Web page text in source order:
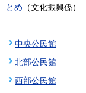
とめ （文化振興係）
中央公民館
北部公民館
西部公民館